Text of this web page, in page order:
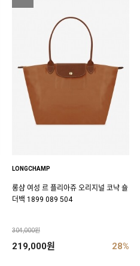
LONGCHAMP
롱샴 여성 르 플리아쥬 오리지널 코냑 숄
더백 1899 089 504
304,000원
219,000원 28%